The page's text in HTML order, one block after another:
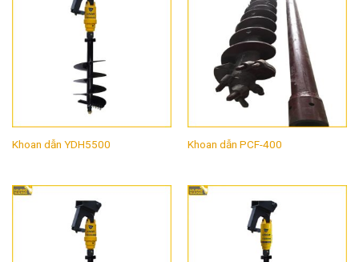
Khoan dẫn YDH5500 Khoan dẫn PCF-400